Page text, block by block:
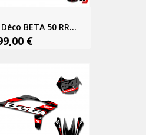
BETA 50 RR...
€